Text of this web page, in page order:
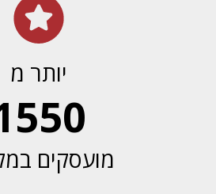
יותר מ
מועסקים